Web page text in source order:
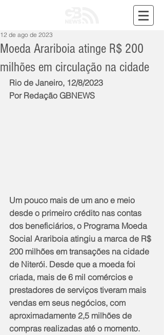
Moeda Arariboia atinge R$ 200
milhões em circulação na cidade
12 de ago de 2023
Rio de Janeiro, 12/8/2023
Por Redação GBNEWS
Um pouco mais de um ano e meio
desde o primeiro crédito nas contas
dos beneficiários, o Programa Moeda
Social Arariboia atingiu a marca de R$
200 milhões em transações na cidade
de Niterói. Desde que a moeda foi
criada, mais de 6 mil comércios e
prestadores de serviços tiveram mais
vendas em seus negócios, com
aproximadamente 2,5 milhões de
compras realizadas até o momento.